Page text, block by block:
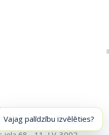
nr:LV43603092341
Banka:SEB AS
Vajag palīdzību izvēlēties?